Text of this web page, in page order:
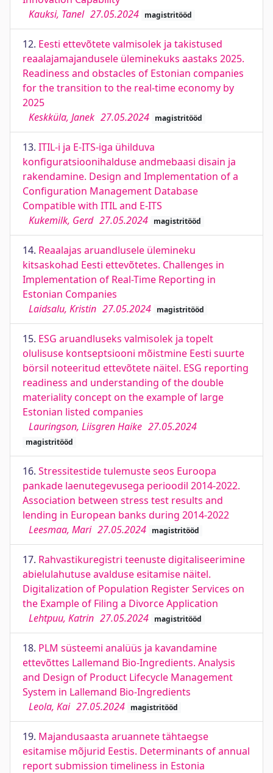
Kauksi, Tanel 27.05.2024 magistritööd
12. Eesti ettevõtete valmisolek ja takistused
reaalajamajandusele üleminekuks aastaks 2025.
Readiness and obstacles of Estonian companies
for the transition to the real-time economy by
2025
Keskküla, Janek 27.05.2024 magistritööd
13. ITIL-i ja E-ITS-iga ühilduva
konfiguratsioonihalduse andmebaasi disain ja
rakendamine. Design and Implementation of a
Configuration Management Database
Compatible with ITIL and E-ITS
Kukemilk, Gerd 27.05.2024 magistritööd
14. Reaalajas aruandlusele ülemineku
kitsaskohad Eesti ettevõtetes. Challenges in
Implementation of Real-Time Reporting in
Estonian Companies
Laidsalu, Kristin 27.05.2024 magistritööd
15. ESG aruandluseks valmisolek ja topelt
olulisuse kontseptsiooni mõistmine Eesti suurte
börsil noteeritud ettevõtete näitel. ESG reporting
readiness and understanding of the double
materiality concept on the example of large
Estonian listed companies
Lauringson, Liisgren Haike 27.05.2024
magistritööd
16. Stressitestide tulemuste seos Euroopa
pankade laenutegevusega perioodil 2014-2022.
Association between stress test results and
lending in European banks during 2014-2022
Leesmaa, Mari 27.05.2024 magistritööd
17. Rahvastikuregistri teenuste digitaliseerimine
abielulahutuse avalduse esitamise näitel.
Digitalization of Population Register Services on
the Example of Filing a Divorce Application
Lehtpuu, Katrin 27.05.2024 magistritööd
18. PLM süsteemi analüüs ja kavandamine
ettevõttes Lallemand Bio-Ingredients. Analysis
and Design of Product Lifecycle Management
System in Lallemand Bio-Ingredients
Leola, Kai 27.05.2024 magistritööd
19. Majandusaasta aruannete tähtaegse
esitamise mõjurid Eestis. Determinants of annual
report submission timeliness in Estonia